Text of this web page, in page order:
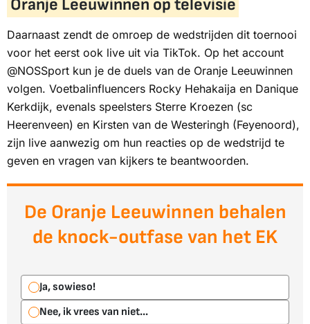
Oranje Leeuwinnen op televisie
Daarnaast zendt de omroep de wedstrijden dit toernooi
voor het eerst ook live uit via TikTok. Op het account
@NOSSport kun je de duels van de Oranje Leeuwinnen
volgen. Voetbalinfluencers Rocky Hehakaija en Danique
Kerkdijk, evenals speelsters Sterre Kroezen (sc
Heerenveen) en Kirsten van de Westeringh (Feyenoord),
zijn live aanwezig om hun reacties op de wedstrijd te
geven en vragen van kijkers te beantwoorden.
De Oranje Leeuwinnen behalen
de knock-outfase van het EK
Ja, sowieso!
Nee, ik vrees van niet...